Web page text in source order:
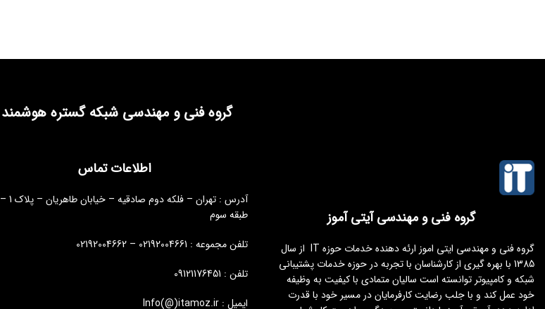
گروه فنی و مهندسی شبکه گستره هوشمند
گروه فنی و مهندسی آیتی آموز
گروه فنی و مهندسی ایتی اموز ارئه دهنده خدمات حوزه IT از سال
1385 با بهره گیری از کارشناسان با تجربه در حوزه خدمات پشتیبانی
شبکه و کامپیوتر توانسته است سالیان متمادی با کیفیت به وظیفه
خود عمل کند و با جلب رضایت کارفرمایان در مسیر خود با قدرت
اطلاعات تماس
آدرس : تهران – فلکه دوم صادقیه – خیابان طاهریان – پلاک 1 –
طبقه سوم
تلفن مجموعه : 02192004661 – 02192004662
تلفن : 09121176451
ایمیل : Info(@)itamoz.ir